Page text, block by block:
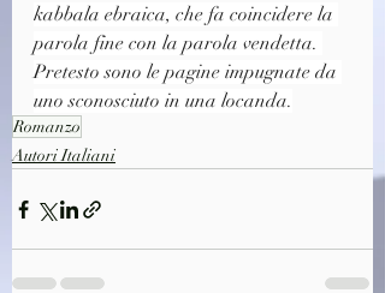
kabbala ebraica, che fa coincidere la
parola fine con la parola vendetta.
Pretesto sono le pagine impugnate da
uno sconosciuto in una locanda.
Romanzo
Autori Italiani